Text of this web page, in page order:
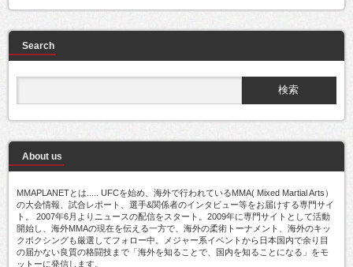
Search
About us
MMAPLANETとは..... UFCを始め、海外で行われているMMA( Mixed Martial Arts）
の大会情報、試合レポート、選手&関係者のインタビュー等をお届けする専門サイ
ト。 2007年6月よりニュースの配信をスタート。2009年に専門サイトとして活動
開始し、海外MMAの現在を伝える一方で、海外の柔術トーナメント、海外のキッ
クボクシングも厳選してフォロー中。メジャー系イベントから日本国内で余り目
の届かない良質の格闘技まで「海外を知ることで、国内を知ることになる」をモ
ットーに発信します。